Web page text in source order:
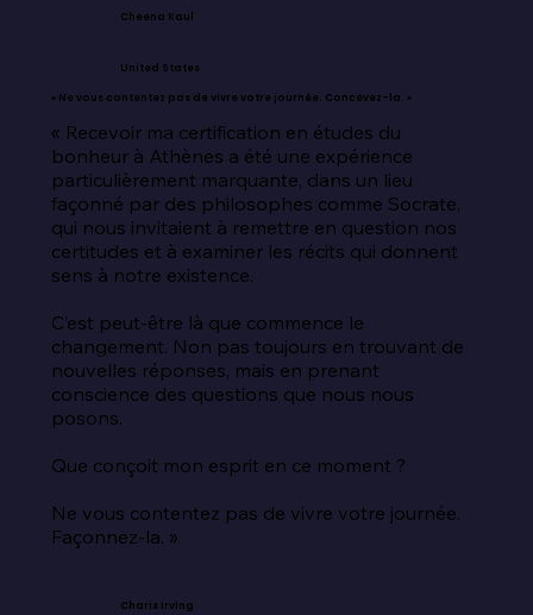
Cheena Kaul
United States
« Ne vous contentez pas de vivre votre journée. Concevez-la. »
« Recevoir ma certification en études du
bonheur à Athènes a été une expérience
particulièrement marquante, dans un lieu
façonné par des philosophes comme Socrate,
qui nous invitaient à remettre en question nos
certitudes et à examiner les récits qui donnent
sens à notre existence.
C’est peut-être là que commence le
changement. Non pas toujours en trouvant de
nouvelles réponses, mais en prenant
conscience des questions que nous nous
posons.
Que conçoit mon esprit en ce moment ?
Ne vous contentez pas de vivre votre journée.
Façonnez-la. »
Charis Irving